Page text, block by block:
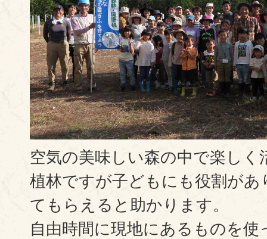
空気の美味しい森の中で楽しく
植林ですが子どもにも役割があ
てもらえると助かります。
自由時間に現地にあるものを